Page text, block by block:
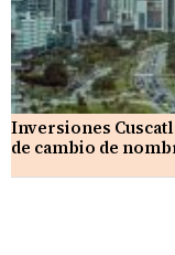
Inversiones
de cambio de